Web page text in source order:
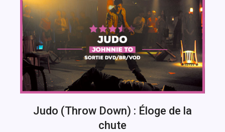
Judo (Throw Down) : Éloge de la
chute